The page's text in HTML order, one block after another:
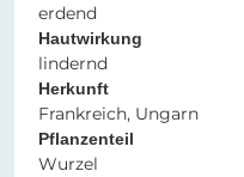
erdend
Hautwirkung
lindernd
Herkunft
Frankreich, Ungarn
Pflanzenteil
Wurzel